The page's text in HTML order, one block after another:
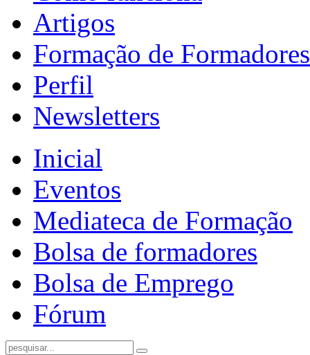
Artigos
Formação de Formadores
Perfil
Newsletters
Inicial
Eventos
Mediateca de Formação
Bolsa de formadores
Bolsa de Emprego
Fórum